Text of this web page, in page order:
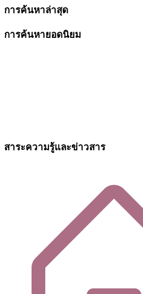
การค้นหาล่าสุด
การค้นหายอดนิยม
สาระความรู้และข่าวสาร